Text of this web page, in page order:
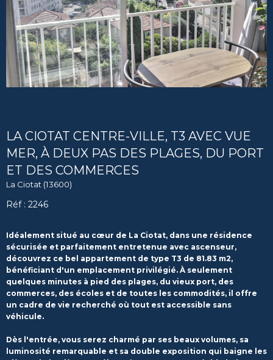
LA CIOTAT CENTRE-VILLE, T3 AVEC VUE
MER, À DEUX PAS DES PLAGES, DU PORT
ET DES COMMERCES
La Ciotat (13600)
Réf : 2246
Idéalement situé au cœur de La Ciotat, dans une résidence
sécurisée et parfaitement entretenue avec ascenseur,
découvrez ce bel appartement de type T3 de 81.83 m2,
bénéficiant d'un emplacement privilégié. À seulement
quelques minutes à pied des plages, du vieux port, des
commerces, des écoles et de toutes les commodités, il offre
un cadre de vie recherché où tout est accessible sans
véhicule.
Dès l'entrée, vous serez charmé par ses beaux volumes, sa
luminosité remarquable et sa double exposition qui baigne les